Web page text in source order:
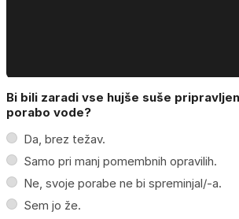
Bi bili zaradi vse hujše suše
porabo vode?
Da, brez težav.
Samo pri manj pomembnih opravilih.
Ne, svoje porabe ne bi spreminjal/-a.
Sem jo že.